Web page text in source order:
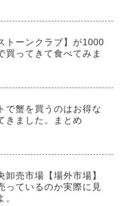
トーンクラブ】が1000
買ってきて食べてみま
で蟹を買うのはお得な
きました。まとめ
卸売市場【場外市場】
っているのか実際に見